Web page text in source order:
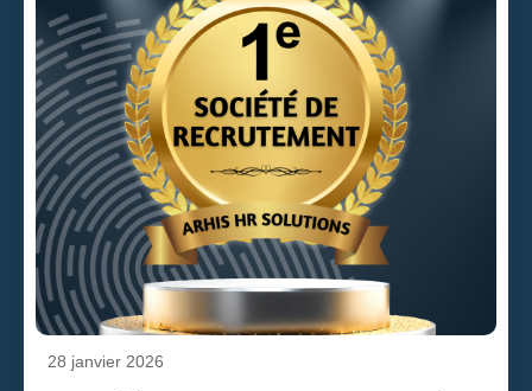
28 janvier 2026